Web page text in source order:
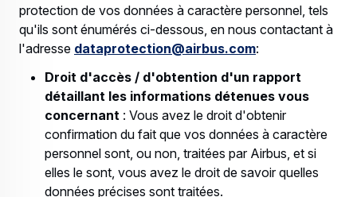
protection de vos données à caractère personnel, tels
qu'ils sont énumérés ci-dessous, en nous contactant à
l'adresse dataprotection@airbus.com:
Droit d'accès / d'obtention d'un rapport
détaillant les informations détenues vous
concernant : Vous avez le droit d'obtenir
confirmation du fait que vos données à caractère
personnel sont, ou non, traitées par Airbus, et si
elles le sont, vous avez le droit de savoir quelles
données précises sont traitées.